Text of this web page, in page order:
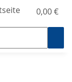
0,00 €